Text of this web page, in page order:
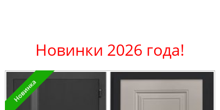
Новинки 2026 года!
Новинка